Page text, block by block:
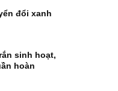
đổi xanh
sinh hoạt,
hoàn